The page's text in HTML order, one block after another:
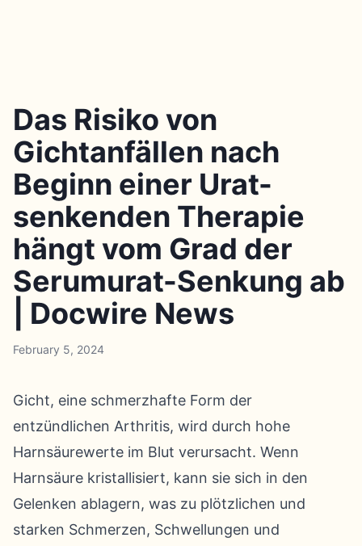
Das Risiko von
Gichtanfällen nach
Beginn einer Urat-
senkenden Therapie
hängt vom Grad der
Serumurat-Senkung ab
| Docwire News
February 5, 2024
Gicht, eine schmerzhafte Form der
entzündlichen Arthritis, wird durch hohe
Harnsäurewerte im Blut verursacht. Wenn
Harnsäure kristallisiert, kann sie sich in den
Gelenken ablagern, was zu plötzlichen und
starken Schmerzen, Schwellungen und